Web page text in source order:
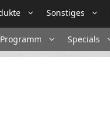
Sonstiges
Programm Specials